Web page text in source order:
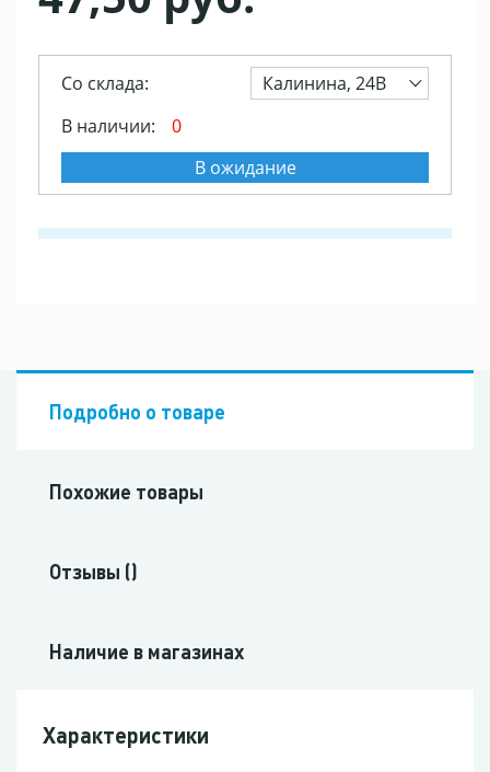
Со склада:
Калинина, 24В
В наличии:
0
В ожидание
Подробно о товаре
Похожие товары
Отзывы ()
Наличие в магазинах
Характеристики